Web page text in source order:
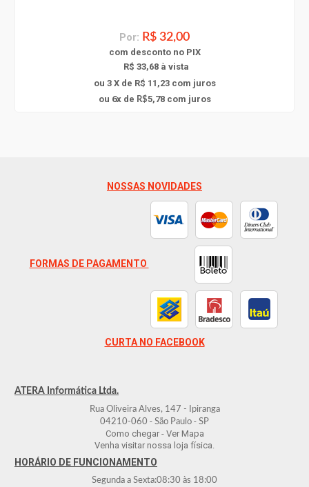
Por: R$ 32,00
com desconto no PIX
R$ 33,68 à vista
ou 3 X de R$ 11,23com juros
ou 6x de R$5,78com juros
NOSSAS NOVIDADES
FORMAS DE PAGAMENTO
CURTA NO FACEBOOK
ATERA Informática Ltda.
Rua Oliveira Alves, 147 - Ipiranga
04210-060 - São Paulo - SP
Como chegar - Ver Mapa
Venha visitar nossa loja física.
HORÁRIO DE FUNCIONAMENTO
Segunda a Sexta:08:30 às 18:00